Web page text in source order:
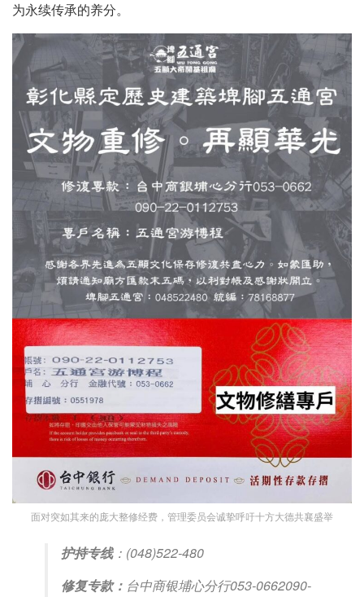
为永续传承的养分。
面对突如其来的庞大整修经费，管理委员会诚挚呼吁十方大德共襄盛举
护持专线：(048)522-480
修复专款： 台中商银埔心分行053-0662090-